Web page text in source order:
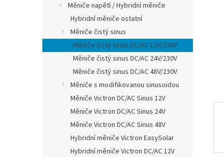
Měniče napětí / Hybridní měniče
Hybridní měniče ostatní
Měniče čistý sinus
Měniče čistý sinus DC/AC 12V/230V
Měniče čistý sinus DC/AC 24V/230V
Měniče čistý sinus DC/AC 48V/230V
Měniče s modifikovanou sinusoidou
Měniče Victron DC/AC Sinus 12V
Měniče Victron DC/AC Sinus 24V
Měniče Victron DC/AC Sinus 48V
Hybridní měniče Victron EasySolar
Hybridní měniče Victron DC/AC 12V